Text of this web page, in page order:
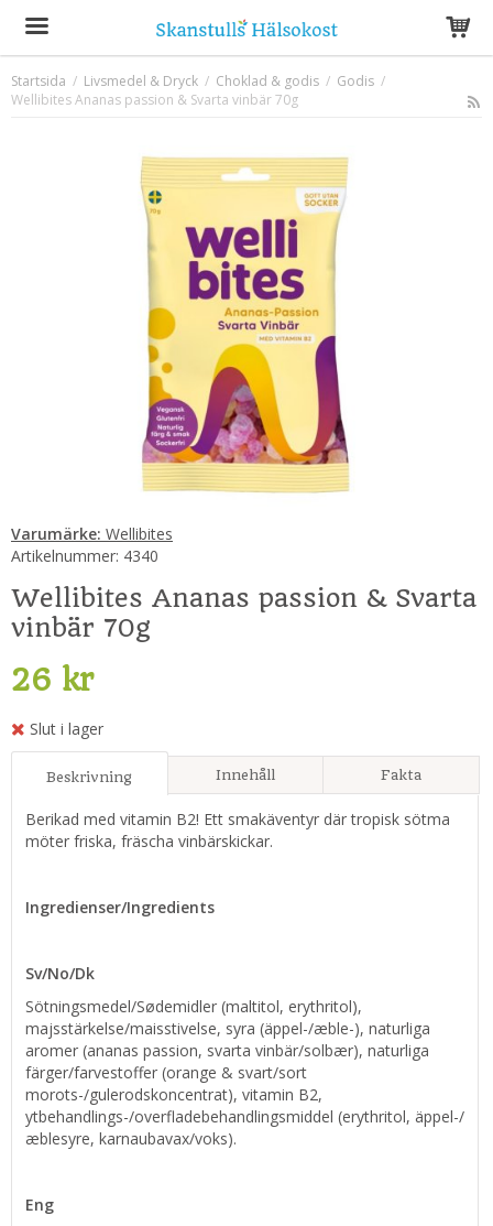
Produkten har blivit tillagd i varukorgen
Startsida / Livsmedel & Dryck / Choklad & godis / Godis /
Wellibites Ananas passion & Svarta vinbär 70g
Varumärke: Wellibites
Artikelnummer: 4340
Wellibites Ananas passion & Svarta
vinbär 70g
26 kr
Slut i lager
Beskrivning Innehåll Fakta
Berikad med vitamin B2! Ett smakäventyr där tropisk sötma
möter friska, fräscha vinbärskickar.
Ingredienser/Ingredients
Sv/No/Dk
Sötningsmedel/Sødemidler (maltitol, erythritol),
majsstärkelse/maisstivelse, syra (äppel-/æble-), naturliga
aromer (ananas passion, svarta vinbär/solbær), naturliga
färger/farvestoffer (orange & svart/sort
morots-/gulerodskoncentrat), vitamin B2,
ytbehandlings-/overfladebehandlingsmiddel (erythritol, äppel-/
æblesyre, karnaubavax/voks).
Eng